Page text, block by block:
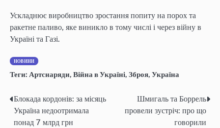
Ускладнює виробництво зростання попиту на порох та
ракетне паливо, яке виникло в тому числі і через війну в
Україні та Газі.
НОВИНИ
Теги: Артснаряди, Війна в Україні, Зброя, Україна
Навігація
записів
Блокада кордонів: за місяць
Україна недоотримала
понад 7 млрд грн
Шмигаль та Боррель
провели зустріч: про що
говорили